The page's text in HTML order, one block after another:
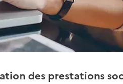
des prestations